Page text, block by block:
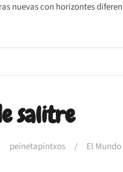
nuevas con horizontes
salitre
peinetapintxos El